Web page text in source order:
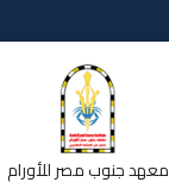
معهد جنوب مصر للأورام